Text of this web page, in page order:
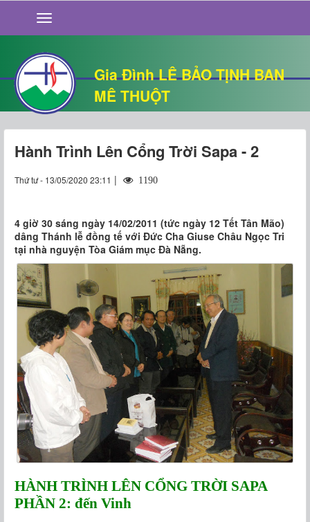
Gia Đình LÊ BẢO TỊNH BAN
MÊ THUỘT
GIỚI THIỆU
TIN TỨC
SỐNG ĐẠO
CHUYỆN NHÀ
QUÁN VĂN
THƯ GIÃN
Hành Trình Lên Cổng Trời Sapa - 2
Thứ tư - 13/05/2020 23:11 | 1190
4 giờ 30 sáng ngày 14/02/2011 (tức ngày 12 Tết Tân Mão)
dâng Thánh lễ đồng tế với Đức Cha Giuse Châu Ngọc Tri
tại nhà nguyện Tòa Giám mục Đà Nẵng.
HÀNH TRÌNH LÊN CỔNG TRỜI SAPA
PHẦN 2: đến Vinh